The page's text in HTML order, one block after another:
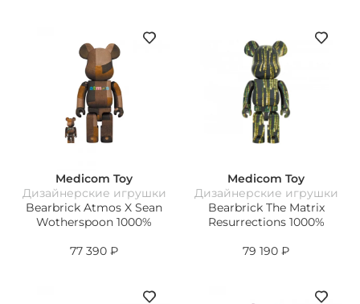
Medicom Toy
Дизайнерские игрушки
Bearbrick Atmos X Sean
Wotherspoon 1000%
77 390 ₽
Medicom Toy
Дизайнерские игрушки
Bearbrick The Matrix
Resurrections 1000%
79 190 ₽